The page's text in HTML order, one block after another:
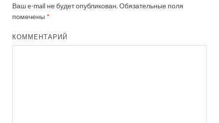
Ваш e-mail не будет опубликован.Обязательные поля
помечены *
КОММЕНТАРИЙ